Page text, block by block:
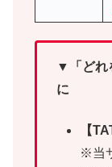
▼「どれ
に
【
※当